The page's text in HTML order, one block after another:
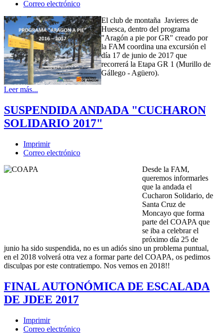
Correo electrónico
El club de montaña Javieres de
Huesca, dentro del programa
"Aragón a pie por GR" creado por
la FAM coordina una excursión el
día 17 de junio de 2017 que
recorrerá la Etapa GR 1 (Murillo de
Gállego - Agüero).
Leer más...
SUSPENDIDA ANDADA "CUCHARON
SOLIDARIO 2017"
Imprimir
Correo electrónico
Desde la FAM,
queremos informarles
que la andada el
Cucharon Solidario, de
Santa Cruz de
Moncayo que forma
parte del COAPA que
se iba a celebrar el
próximo día 25 de
junio ha sido suspendida, no es un adiós sino un problema puntual,
en el 2018 volverá otra vez a formar parte del COAPA, os pedimos
disculpas por este contratiempo. Nos vemos en 2018!!
FINAL AUTONÓMICA DE ESCALADA
DE JDEE 2017
Imprimir
Correo electrónico